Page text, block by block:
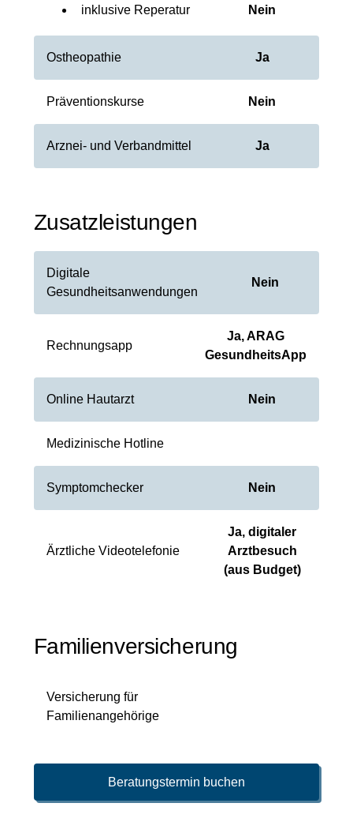
inklusive Reperatur Nein
Ostheopathie Ja
Präventionskurse Nein
Arznei- und Verbandmittel Ja
Zusatzleistungen
Digitale
Gesundheitsanwendungen
Nein
Rechnungsapp
Ja, ARAG
GesundheitsApp
Online Hautarzt Nein
Medizinische Hotline
Symptomchecker Nein
Ärztliche Videotelefonie
Ja, digitaler
Arztbesuch
(aus Budget)
Familienversicherung
Versicherung für
Familienangehörige
Beratungstermin buchen